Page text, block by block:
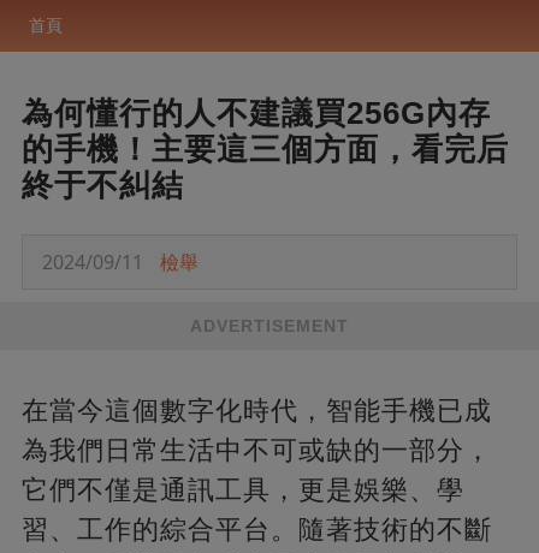
首頁
為何懂行的人不建議買256G內存
的手機！主要這三個方面，看完后
終于不糾結
2024/09/11 檢舉
ADVERTISEMENT
在當今這個數字化時代，智能手機已成
為我們日常生活中不可或缺的一部分，
它們不僅是通訊工具，更是娛樂、學
習、工作的綜合平台。隨著技術的不斷